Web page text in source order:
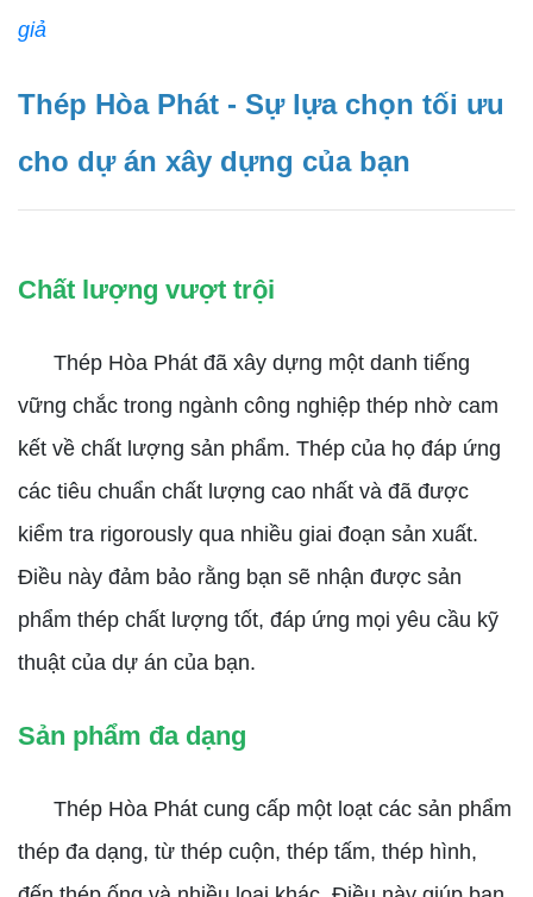
giả
Thép Hòa Phát - Sự lựa chọn tối ưu
cho dự án xây dựng của bạn
Chất lượng vượt trội
Thép Hòa Phát đã xây dựng một danh tiếng
vững chắc trong ngành công nghiệp thép nhờ cam
kết về chất lượng sản phẩm. Thép của họ đáp ứng
các tiêu chuẩn chất lượng cao nhất và đã được
kiểm tra rigorously qua nhiều giai đoạn sản xuất.
Điều này đảm bảo rằng bạn sẽ nhận được sản
phẩm thép chất lượng tốt, đáp ứng mọi yêu cầu kỹ
thuật của dự án của bạn.
Sản phẩm đa dạng
Thép Hòa Phát cung cấp một loạt các sản phẩm
thép đa dạng, từ thép cuộn, thép tấm, thép hình,